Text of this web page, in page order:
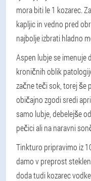
mora biti le 1 kozarec.
kapljic in vedno pred
najbolje izbrati hladno
Aspen lubje se imenuje
kroničnih oblik
začne teči sok, torej še
običajno zgodi sredi
samo lubje, debelejše
pečici ali na naravni
Tinkturo pripravimo iz
damo v preprost
doda tudi kozarec